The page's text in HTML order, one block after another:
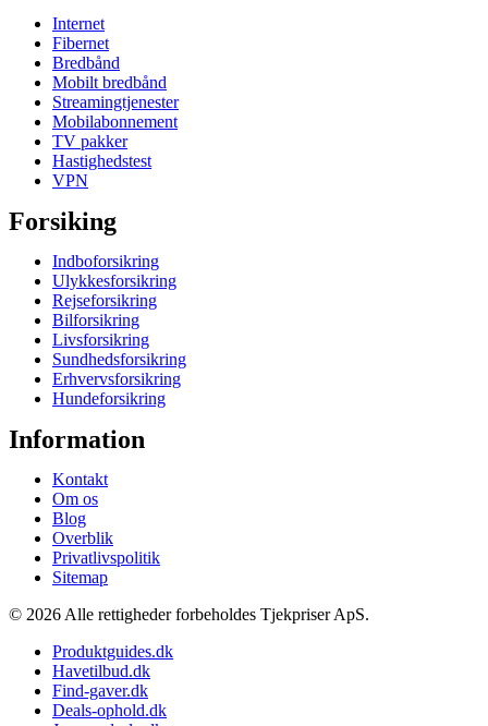
Internet
Fibernet
Bredbånd
Mobilt bredbånd
Streamingtjenester
Mobilabonnement
TV pakker
Hastighedstest
VPN
Forsiking
Indboforsikring
Ulykkesforsikring
Rejseforsikring
Bilforsikring
Livsforsikring
Sundhedsforsikring
Erhvervsforsikring
Hundeforsikring
Information
Kontakt
Om os
Blog
Overblik
Privatlivspolitik
Sitemap
© 2026 Alle rettigheder forbeholdes Tjekpriser ApS.
Produktguides.dk
Havetilbud.dk
Find-gaver.dk
Deals-ophold.dk